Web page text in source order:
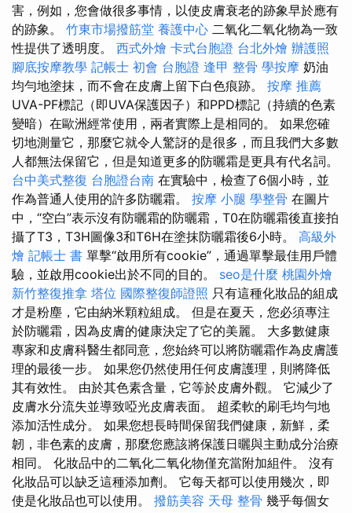
害，例如，您會做很多事情，以使皮膚衰老的跡象早於應有
的跡象。 竹東市場撥筋堂 養護中心 二氧化二氧化物為一致
性提供了透明度。 西式外燴 卡式台胞證 台北外燴 辦護照
腳底按摩教學 記帳士 初會 台胞證 逢甲 整骨 學按摩 奶油
均勻地塗抹，而不會在皮膚上留下白色痕跡。 按摩 推薦
UVA-PF標記（即UVA保護因子）和PPD標記（持續的色素
變暗）在歐洲經常使用，兩者實際上是相同的。 如果您確
切地測量它，那麼它就令人驚訝的是很多，而且我們大多數
人都無法保留它，但是知道更多的防曬霜是更具有代名詞。
台中美式整復 台胞證台南 在實驗中，檢查了6個小時，並
作為普通人使用的許多防曬霜。 按摩 小腿 學整骨 在圖片
中，“空白”表示沒有防曬霜的防曬霜，T0在防曬霜後直接拍
攝了T3，T3H圖像3和T6H在塗抹防曬霜後6小時。 高級外
燴 記帳士 書 單擊“啟用所有cookie”，通過單擊最佳用戶體
驗，並啟用cookie出於不同的目的。 seo是什麼 桃園外燴
新竹整復推拿 塔位 國際整復師證照 只有這種化妝品的組成
才是粉塵，它由納米顆粒組成。 但是在夏天，您必須專注
於防曬霜，因為皮膚的健康決定了它的美麗。 大多數健康
專家和皮膚科醫生都同意，您始終可以將防曬霜作為皮膚護
理的最後一步。 如果您仍然使用任何皮膚護理，則將降低
其有效性。 由於其色素含量，它等於皮膚外觀。 它減少了
皮膚水分流失並導致啞光皮膚表面。 超柔軟的刷毛均勻地
添加活性成分。 如果您想長時間保留我們健康，新鮮，柔
韌，非色素的皮膚，那麼您應該將保護日曬與主動成分治療
相同。 化妝品中的二氧化二氧化物僅充當附加組件。 沒有
化​​妝品可以缺乏這種添加劑。 它每天都可以使用幾次，即
使是化妝品也可以使用。 撥筋美容 天母 整骨 幾乎每個女